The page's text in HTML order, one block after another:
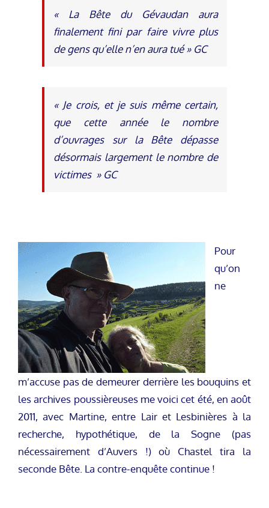
« La Bête du Gévaudan aura
finalement fini par faire vivre plus
de gens qu’elle n’en aura tué » GC
« Je crois, et je suis même certain,
que cette année le nombre
d’ouvrages sur la Bête dépasse
désormais largement le nombre de
victimes » GC
Pour
qu’on
ne
m’accuse pas de demeurer derrière les bouquins et
les archives poussièreuses me voici cet été, en août
2011, avec Martine, entre Lair et Lesbinières à la
recherche, hypothétique, de la Sogne (pas
nécessairement d’Auvers !) où Chastel tira la
seconde Bête. La contre-enquête continue !